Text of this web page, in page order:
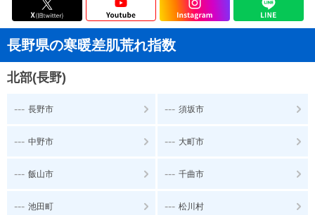
長野県の寒暖差肌荒れ指数
北部(長野)
--- 長野市 --- 須坂市
--- 中野市 --- 大町市
--- 飯山市 --- 千曲市
--- 池田町 --- 松川村